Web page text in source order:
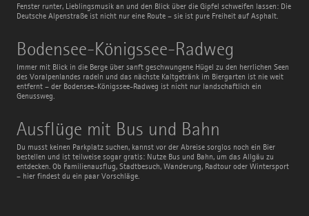
Fenster runter, Lieblingsmusik an und den Blick über die Gipfel schweifen lassen: Die
Deutsche Alpenstraße ist nicht nur eine Route – sie ist pure Freiheit auf Asphalt.
Bodensee-Königssee-Radweg
Immer mit Blick in die Berge über sanft geschwungene Hügel zu den herrlichen Seen
des Voralpenlandes radeln und das nächste Kaltgetränk im Biergarten ist nie weit
entfernt – der Bodensee-Königssee-Radweg ist nicht nur landschaftlich ein
Genussweg.
Bodensee-
Königssee-
Radweg
Ausflüge mit Bus und Bahn
Du musst keinen Parkplatz suchen, kannst vor der Abreise sorglos noch ein Bier
bestellen und ist teilweise sogar gratis: Nutze Bus und Bahn, um das Allgäu zu
entdecken. Ob Familienausflug, Stadtbesuch, Wanderung, Radtour oder Wintersport
– hier findest du ein paar Vorschläge.
Ausflüge
mit
Bus
und
Bahn